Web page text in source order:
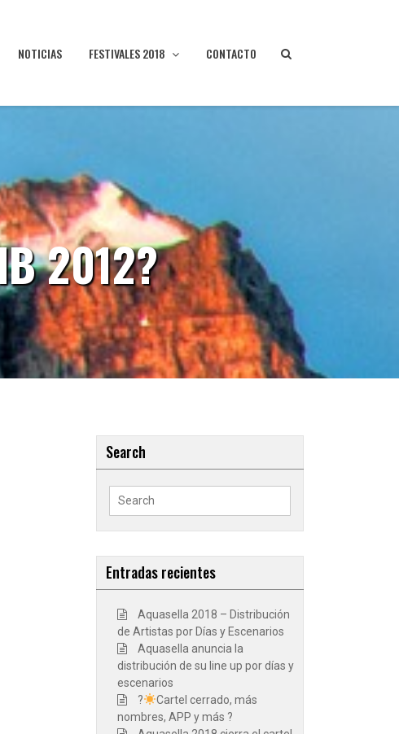
NOTICIAS FESTIVALES 2018 CONTACTO
2012?
Search
Search
Entradas recientes
Aquasella 2018 – Distribución
de Artistas por Días y Escenarios
Aquasella anuncia la
distribución de su line up por días y
escenarios
?
Cartel cerrado, más
nombres, APP y más ?